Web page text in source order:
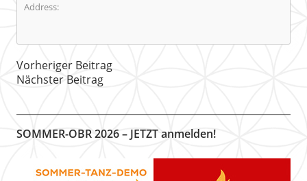
Address:
Vorheriger Beitrag
Nächster Beitrag
SOMMER-OBR 2026 – JETZT anmelden!